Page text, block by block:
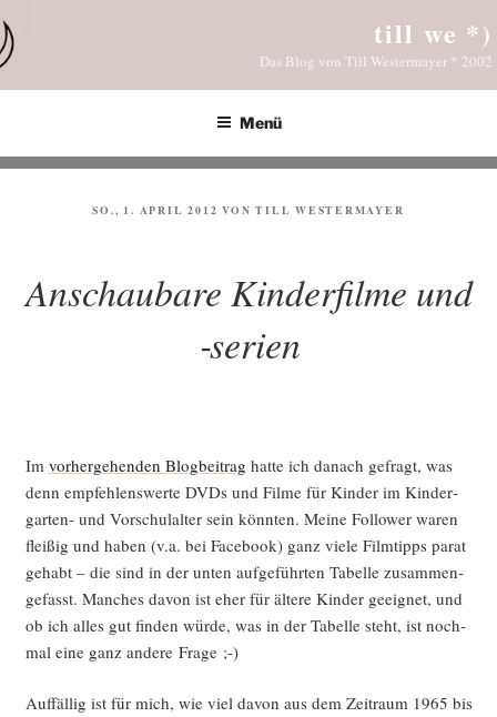
Inhalt
springen
till we *)
Das Blog von Till Westermayer * 2002
Menü
VERÖFFENTLICHT
SO., 1. APRIL 2012 VONTILL WESTERMAYER
Anschaubare Kinderfilme und
‑serien
Im vor­her­ge­hen­den Blog­bei­trag hat­te ich danach gefragt, was
denn emp­feh­lens­wer­te DVDs und Fil­me für Kin­der im Kin­der­
gar­ten- und Vor­schul­al­ter sein könn­ten. Mei­ne Fol­lower waren
flei­ßig und haben (v.a. bei Face­book) ganz vie­le Film­tipps parat
gehabt – die sind in der unten auf­ge­führ­ten Tabel­le zusam­men­
ge­fasst. Man­ches davon ist eher für älte­re Kin­der geeig­net, und
ob ich alles gut fin­den wür­de, was in der Tabel­le steht, ist noch­
mal eine ganz ande­re Frage ;-)
Auf­fäl­lig ist für mich, wie viel davon aus dem Zeit­raum 1965 bis